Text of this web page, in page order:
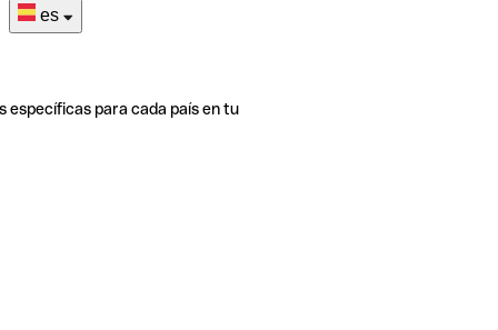
es
específicas para cada país en tu